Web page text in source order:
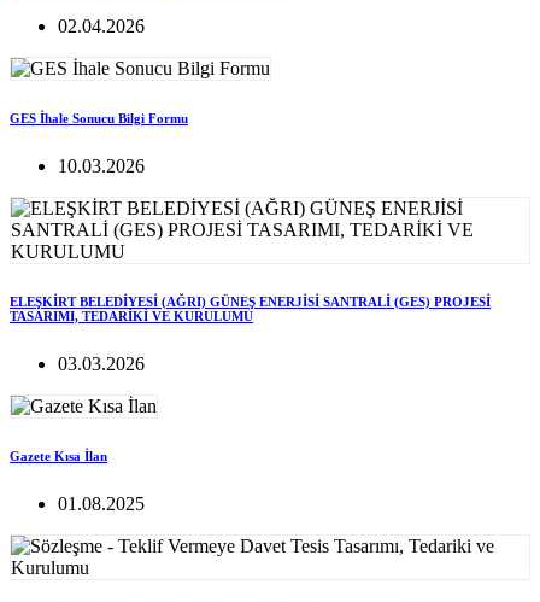
02.04.2026
GES İhale Sonucu Bilgi Formu
10.03.2026
ELEŞKİRT BELEDİYESİ (AĞRI) GÜNEŞ ENERJİSİ SANTRALİ (GES) PROJESİ
TASARIMI, TEDARİKİ VE KURULUMU
03.03.2026
Gazete Kısa İlan
01.08.2025